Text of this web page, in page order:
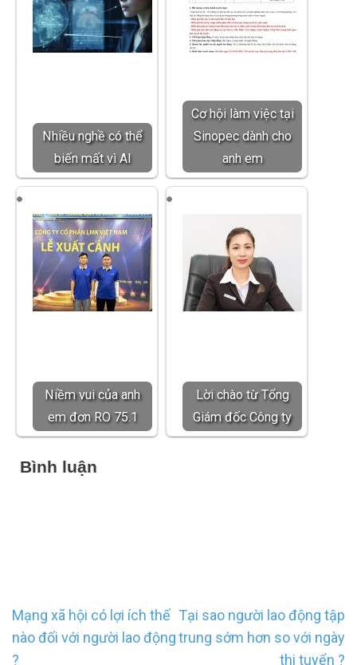
Nhiều nghề có thể
biến mất vì AI
Cơ hội làm việc tại
Sinopec dành cho
anh em
Niềm vui của anh
em đơn RO 75.1
Lời chào từ Tổng
Giám đốc Công ty
Bình luận
Điều
hướng
bài
Mạng xã hội có lợi ích thế
nào đối với người lao động
?
Tại sao người lao động tập
trung sớm hơn so với ngày
thi tuyển ?